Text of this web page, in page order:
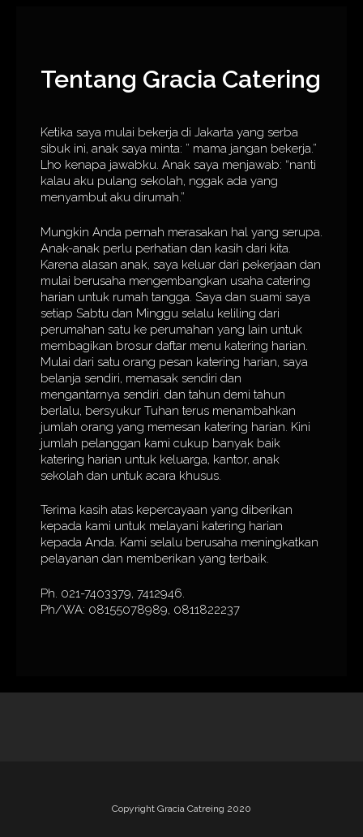
Tentang Gracia Catering
Ketika saya mulai bekerja di Jakarta yang serba
sibuk ini, anak saya minta: ” mama jangan bekerja.”
Lho kenapa jawabku. Anak saya menjawab: “nanti
kalau aku pulang sekolah, nggak ada yang
menyambut aku dirumah.”
Mungkin Anda pernah merasakan hal yang serupa.
Anak-anak perlu perhatian dan kasih dari kita.
Karena alasan anak, saya keluar dari pekerjaan dan
mulai berusaha mengembangkan usaha catering
harian untuk rumah tangga. Saya dan suami saya
setiap Sabtu dan Minggu selalu keliling dari
perumahan satu ke perumahan yang lain untuk
membagikan brosur daftar menu katering harian.
Mulai dari satu orang pesan katering harian, saya
belanja sendiri, memasak sendiri dan
mengantarnya sendiri. dan tahun demi tahun
berlalu, bersyukur Tuhan terus menambahkan
jumlah orang yang memesan katering harian. Kini
jumlah pelanggan kami cukup banyak baik
katering harian untuk keluarga, kantor, anak
sekolah dan untuk acara khusus.
Terima kasih atas kepercayaan yang diberikan
kepada kami untuk melayani katering harian
kepada Anda. Kami selalu berusaha meningkatkan
pelayanan dan memberikan yang terbaik.
Ph. 021-7403379, 7412946.
Ph/WA: 08155078989, 0811822237
Copyright Gracia Catreing 2020